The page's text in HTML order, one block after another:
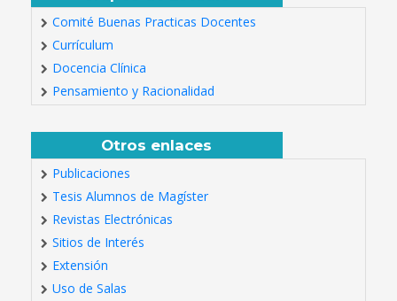
Comité Buenas Practicas Docentes
Currículum
Docencia Clínica
Pensamiento y Racionalidad
Otros enlaces
Publicaciones
Tesis Alumnos de Magíster
Revistas Electrónicas
Sitios de Interés
Extensión
Uso de Salas